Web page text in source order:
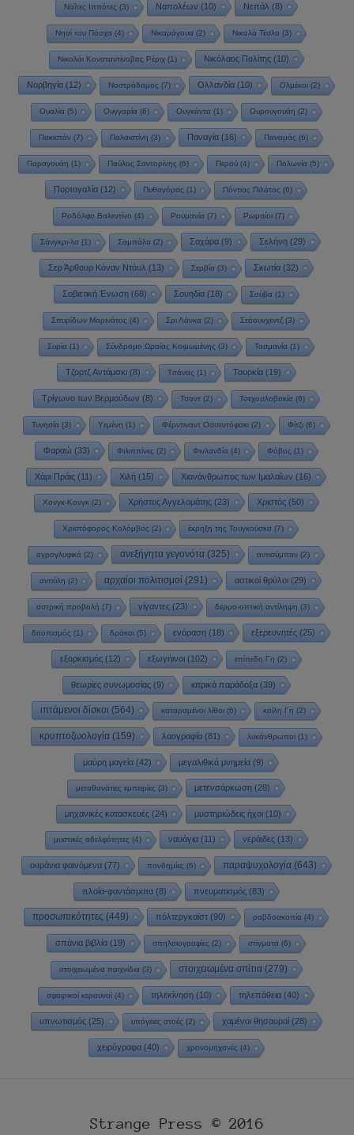
Ναΐτες Ιππότες (3) Ναπολέων (10) Νεπάλ (8)
Νησί του Πάσχα(4) Νικαράγουα(2) Νικολά Τέσλα(3)
Νικολάι Κονσταντίνοβιτς Ρέριχ(1) Νικόλαος Πολίτης(10)
Νορβηγία(12) Νοστράδαμος (7) Ολλανδία(10) Ολμέκοι(2)
Ουαλία(5) Ουγγαρία(6) Ουγκάντα(1) Ουρουγουάη (2)
Πακιστάν(7) Παλαιστίνη (3) Παναγία(16) Παναμάς (6)
Παραγουάη (1) Παύλος Σαντορίνης (6) Περού (4) Πολωνία (5)
Πορτογαλία (12) Πυθαγόρας (1) Πόντιος Πιλάτος (6)
Ροδόλφο Βαλεντίνο (4) Ρουμανία (7) Ρωμαίοι (7)
Σάνγκρι-λα (1) Σαμπάλα (2) Σαχάρα (9) Σελήνη (29)
Σερ Άρθουρ Κόναν Ντόυλ (13) Σερβία(3) Σκωτία(32)
Σοβιετική Ένωση(68) Σουηδία(18) Σούβα(1)
Σπυρίδων Μαρινάτος (4) Σρι Λάνκα (2) Στόουνχεντζ (3)
Συρία(1) Σύνδρομο Ωραίας Κοιμωμένης (3) Τασμανία(1)
Τζορτζ Αντάμσκι(8) Τιτάνας (1) Τουρκία(19)
Τρίγωνο των Βερμούδων (8) Τσαντ(2) Τσεχοσλοβακία(6)
Τυνησία(3) Υεμένη (1) Φέρντιναντ Οσσεντόφσκι(2) Φίτζι(6)
Φαραώ (33) Φιλιππίνες (2) Φινλανδία(4) Φόβος (1)
Χάρι Πράις (11) Χιλή (15) Χιονάνθρωπος των Ιμαλαΐων (16)
Χονγκ-Κονγκ(2) Χρήστος Αγγελομάτης(23) Χριστός(50)
Χριστόφορος Κολόμβος (2) έκρηξη της Τουγκούσκα (7)
αγρογλυφικά (2) ανεξήγητα γεγονότα (325) αντισύμπαν (2)
αντιύλη (2) αρχαίοι πολιτισμοί (291) αστικοί θρύλοι (29)
αστρική προβολή (7) γίγαντες (23) δερμο-οπτική αντίληψη (3)
διτοπισμός (1) δράκοι(5) ενόραση(18) εξερευνητές(25)
εξορκισμός(12) εξωγήινοι(102) επίπεδη Γη (2)
θεωρίες συνωμοσίας(9) ιατρικά παράδοξα(39)
ιπτάμενοι δίσκοι (564) καταραμένοι λίθοι (6) κοίλη Γη (2)
κρυπτοζωολογία(159) λαογραφία(81) λυκάνθρωποι(1)
μαύρη μαγεία(42) μεγαλιθικά μνημεία(9)
μεταθανάτιες εμπειρίες (3) μετενσάρκωση (28)
μηχανικές κατασκευές (24) μυστηριώδεις ήχοι (10)
μυστικές αδελφότητες (4) ναυάγια(11) νεράιδες(13)
ουράνια φαινόμενα(77) πανδημίες (6) παραψυχολογία(643)
πλοία-φαντάσματα(8) πνευματισμός(83)
προσωπικότητες (449) πόλτεργκαϊστ(90) ραβδοσκοπία (4)
σπάνια βιβλία (19) σπηλαιογραφίες (2) στίγματα (6)
στοιχειωμένα παιχνίδια(3) στοιχειωμένα σπίτια(279)
σφαιρικοί κεραυνοί (4) τηλεκίνηση (10) τηλεπάθεια (40)
υπνωτισμός(25) υπόγειες στοές (2) χαμένοι θησαυροί(28)
χειρόγραφα(40) χρονομηχανές (4)
Strange Press © 2016